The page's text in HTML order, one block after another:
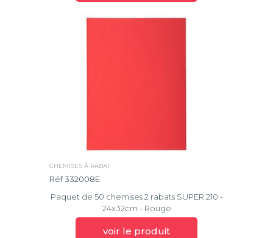
CHEMISES À RABAT
Réf 332008E
Paquet de 50 chemises 2 rabats SUPER 210 -
24x32cm - Rouge
voir le produit